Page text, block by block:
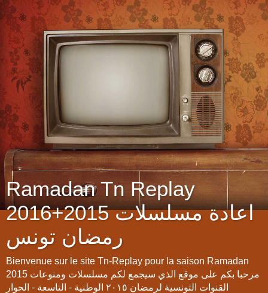
Ramadan Tn Replay
2016+2015 اعادة مسلسلات
رمضان تونس
Bienvenue sur le site Tn-Replay pour la saison Ramadan
2015 مرحبا بكم على موقع الذي سيجمع لكم مسلسلات ومنوعات
القنوات التونسية لرمضان ٢٠١٥ الوطنية - التاسعة - الحوار